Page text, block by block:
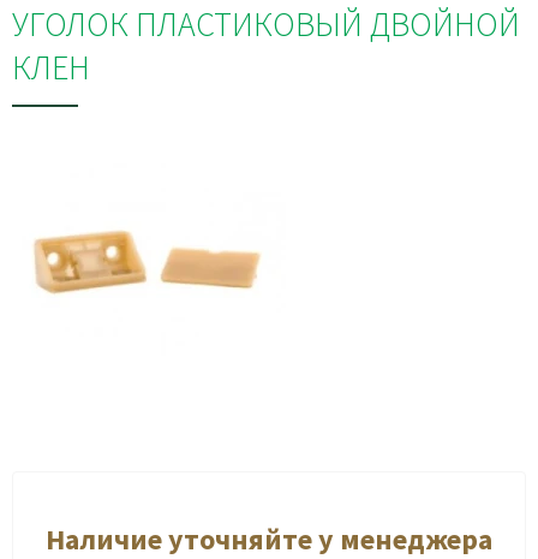
УГОЛОК ПЛАСТИКОВЫЙ ДВОЙНОЙ
КЛЕН
Наличие уточняйте у менеджера